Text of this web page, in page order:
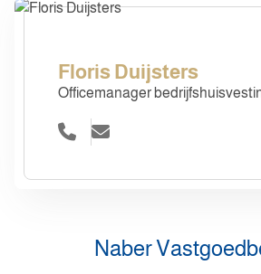
Floris Duijsters
Officemanager
Naber